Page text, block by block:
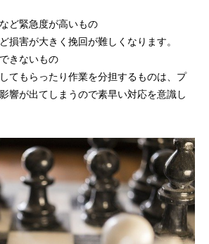
ど緊急度が高いもの
損害が大きく挽回が難しくなります。
きないもの
てもらったり作業を分担するものは、プ
響が出てしまうので素早い対応を意識し